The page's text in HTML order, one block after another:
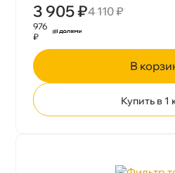
3 905 ₽4 110 ₽
976
₽
Купить в 1